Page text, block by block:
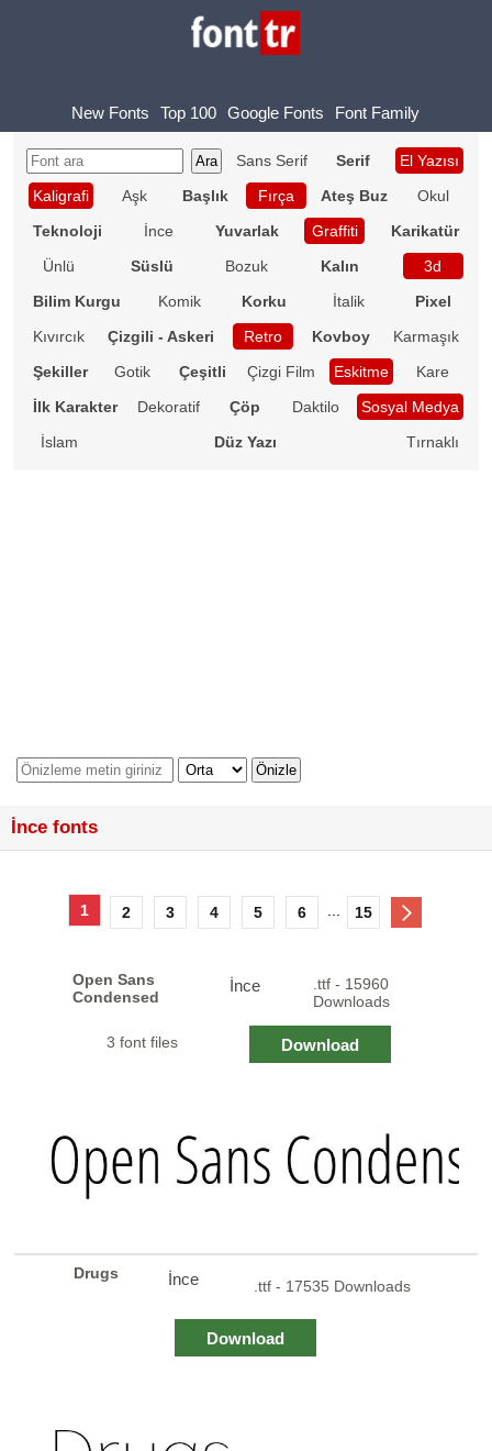
New Fonts Top 100 Google Fonts Font Family
Sans Serif Serif
El Yazısı
Kaligrafi
Aşk Başlık Fırça Ateş Buz
Okul
Teknoloji
İnce Yuvarlak Graffiti
Karikatür
Ünlü
Süslü Bozuk Kalın
3d
Bilim Kurgu
Komik Korku İtalik
Pixel
Kıvırcık
Çizgili - Askeri Retro Kovboy
Karmaşık
Şekiller
Gotik Çeşitli Çizgi Film Eskitme
Kare
İlk Karakter
Dekoratif Çöp Daktilo
Sosyal Medya
İslam
Düz Yazı Tırnaklı
İnce fonts
1 2 3 4 5 6 15
Open Sans
Condensed
İnce
.ttf - 15960
Downloads
3 font files Download
Drugs İnce .ttf - 17535 Downloads
Download